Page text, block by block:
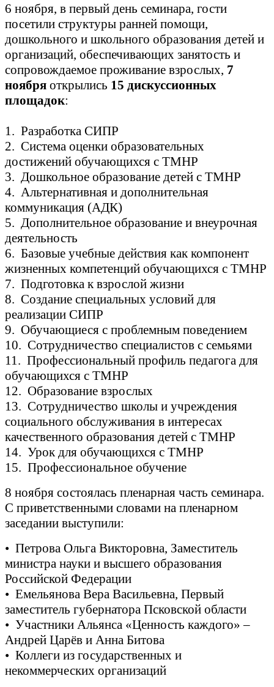
6 ноября, в первый день семинара, гости
посетили структуры ранней помощи,
дошкольного и школьного образования детей и
организаций, обеспечивающих занятость и
сопровождаемое проживание взрослых, 7
ноября открылись 15 дискуссионных
площадок:
1. Разработка СИПР
2. Система оценки образовательных
достижений обучающихся с ТМНР
3. Дошкольное образование детей с ТМНР
4. Альтернативная и дополнительная
коммуникация (АДК)
5. Дополнительное образование и внеурочная
деятельность
6. Базовые учебные действия как компонент
жизненных компетенций обучающихся с ТМНР
7. Подготовка к взрослой жизни
8. Создание специальных условий для
реализации СИПР
9. Обучающиеся с проблемным поведением
10. Сотрудничество специалистов с семьями
11. Профессиональный профиль педагога для
обучающихся с ТМНР
12. Образование взрослых
13. Сотрудничество школы и учреждения
социального обслуживания в интересах
качественного образования детей с ТМНР
14. Урок для обучающихся с ТМНР
15. Профессиональное обучение
8 ноября состоялась пленарная часть семинара.
С приветственными словами на пленарном
заседании выступили:
• Петрова Ольга Викторовна, Заместитель
министра науки и высшего образования
Российской Федерации
• Емельянова Вера Васильевна, Первый
заместитель губернатора Псковской области
• Участники Альянса «Ценность каждого» –
Андрей Царёв и Анна Битова
• Коллеги из государственных и
некоммерческих организаций